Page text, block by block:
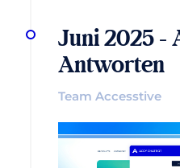
Juni 2025 -
Antworten
Team Accesstive